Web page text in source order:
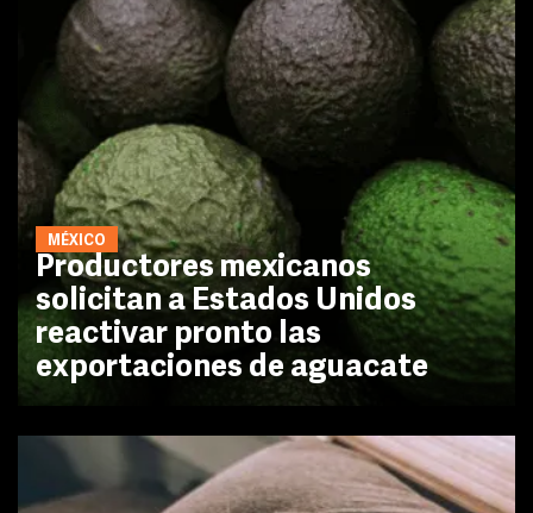
MÉXICO
Productores mexicanos
solicitan a Estados Unidos
reactivar pronto las
exportaciones de aguacate